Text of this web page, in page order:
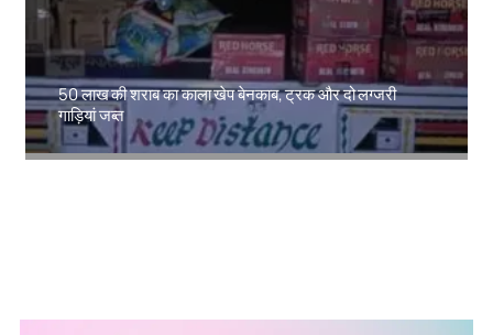
50 लाख की शराब का काला खेप बेनकाब, ट्रक और दो लग्जरी
गाड़ियां जब्त
Amit Lekh